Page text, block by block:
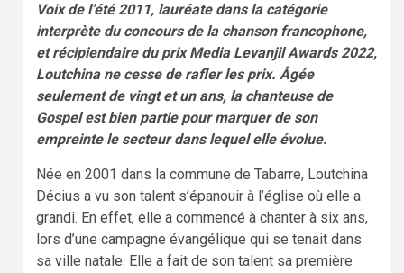
Voix de l’été 2011, lauréate dans la catégorie
interprète du concours de la chanson francophone,
et récipiendaire du prix Media Levanjil Awards 2022,
Loutchina ne cesse de rafler les prix. Âgée
seulement de vingt et un ans, la chanteuse de
Gospel est bien partie pour marquer de son
empreinte le secteur dans lequel elle évolue.
Née en 2001 dans la commune de Tabarre, Loutchina
Décius a vu son talent s’épanouir à l’église où elle a
grandi. En effet, elle a commencé à chanter à six ans,
lors d’une campagne évangélique qui se tenait dans
sa ville natale. Elle a fait de son talent sa première